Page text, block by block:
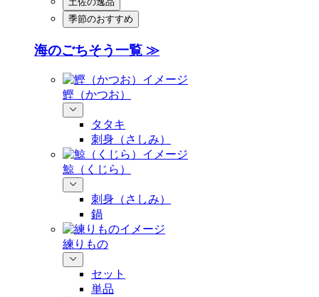
季節のおすすめ
海のごちそう一覧 ≫
鰹（かつお）
タタキ
刺身（さしみ）
鯨（くじら）
刺身（さしみ）
鍋
練りもの
セット
単品